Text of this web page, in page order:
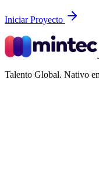
Iniciar Proyecto
Talento Global. Nativo